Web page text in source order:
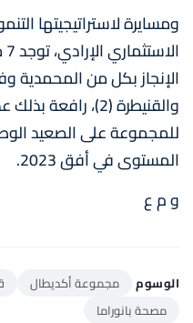
ومسايرة لاستراتيجيتها
والقنيطرة (2)،
المستوى في أفق 2023.
و م ع
الوسوم مجموعة أكديطال
مصحة بانوراما